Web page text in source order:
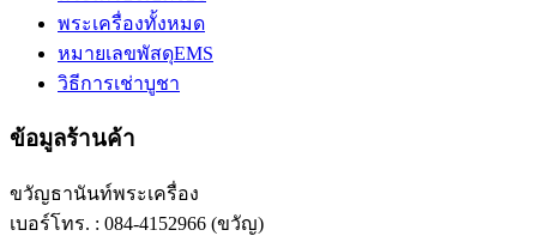
พระเครื่องทั้งหมด
หมายเลขพัสดุEMS
วิธีการเช่าบูชา
ข้อมูลร้านค้า
ขวัญธานันท์พระเครื่อง
เบอร์โทร. : 084-4152966 (ขวัญ)